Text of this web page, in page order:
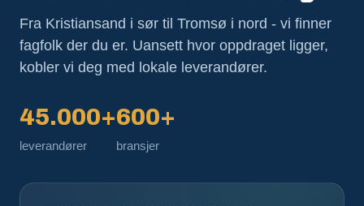
Fra Kristiansand i sør til Tromsø i nord - vi finner
fagfolk der du er. Uansett hvor oppdraget ligger,
kobler vi deg med lokale leverandører.
45.000+
leverandører
600+
bransjer